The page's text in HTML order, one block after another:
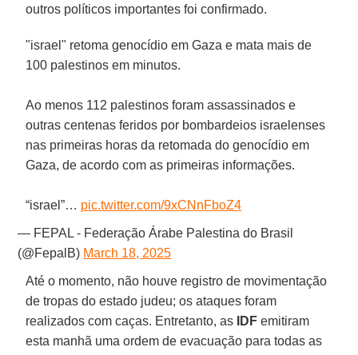
outros políticos importantes foi confirmado.
"israel" retoma genocídio em Gaza e mata mais de
100 palestinos em minutos.
Ao menos 112 palestinos foram assassinados e
outras centenas feridos por bombardeios israelenses
nas primeiras horas da retomada do genocídio em
Gaza, de acordo com as primeiras informações.
“israel”… pic.twitter.com/9xCNnFboZ4
— FEPAL - Federação Árabe Palestina do Brasil
(@FepalB) March 18, 2025
Até o momento, não houve registro de movimentação
de tropas do estado judeu; os ataques foram
realizados com caças. Entretanto, as
IDF emitiram
esta manhã uma ordem de evacuação para todas as